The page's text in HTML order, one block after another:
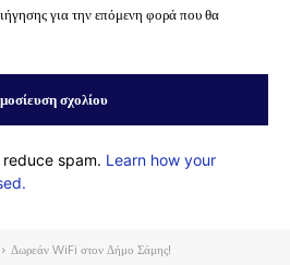
για την επόμενη φορά που θα
spam. Learn how your